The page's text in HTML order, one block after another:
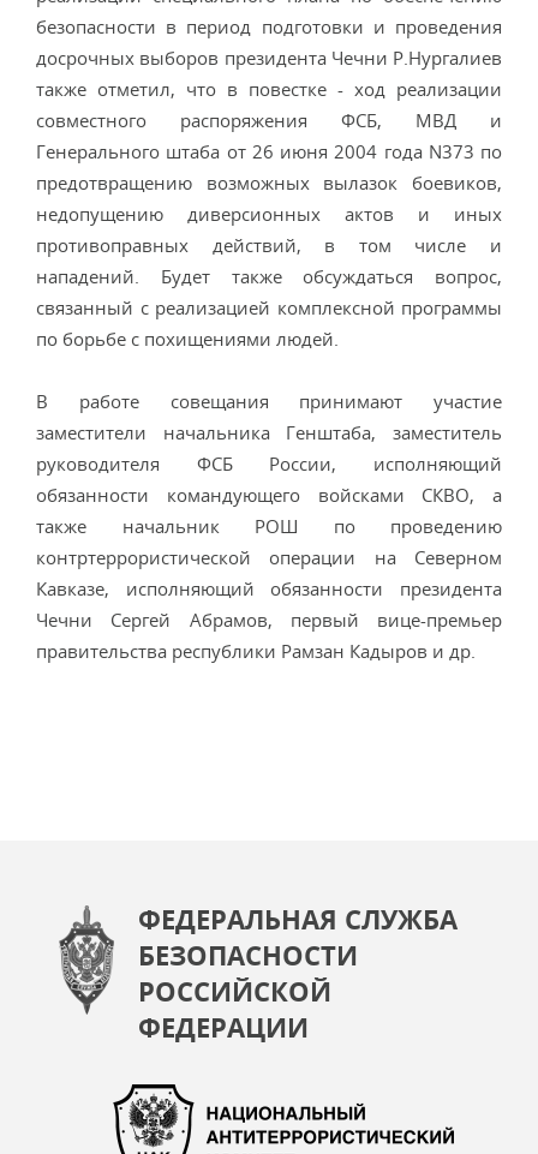
безопасности в период подготовки и проведения
досрочных выборов президента Чечни Р.Нургалиев
также отметил, что в повестке - ход реализации
совместного распоряжения ФСБ, МВД и
Генерального штаба от 26 июня 2004 года N373 по
предотвращению возможных вылазок боевиков,
недопущению диверсионных актов и иных
противоправных действий, в том числе и
нападений. Будет также обсуждаться вопрос,
связанный с реализацией комплексной программы
по борьбе с похищениями людей.
В работе совещания принимают участие
заместители начальника Генштаба, заместитель
руководителя ФСБ России, исполняющий
обязанности командующего войсками СКВО, а
также начальник РОШ по проведению
контртеррористической операции на Северном
Кавказе, исполняющий обязанности президента
Чечни Сергей Абрамов, первый вице-премьер
правительства республики Рамзан Кадыров и др.
ФЕДЕРАЛЬНАЯ СЛУЖБА
БЕЗОПАСНОСТИ
РОССИЙСКОЙ
ФЕДЕРАЦИИ